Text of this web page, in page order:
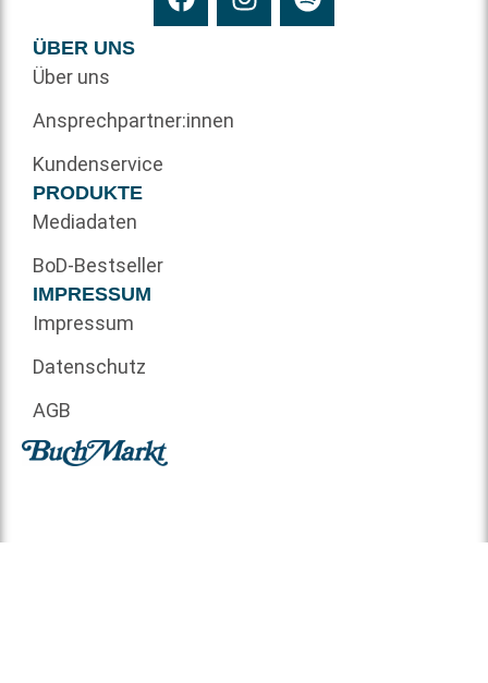
ÜBER UNS
Über uns
Ansprechpartner:innen
Kundenservice
PRODUKTE
Mediadaten
BoD-Bestseller
IMPRESSUM
Impressum
Datenschutz
AGB